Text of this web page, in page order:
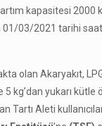
kapasitesi
01/03/2021 tarihi
olan Akaryakıt,
kg’dan yukarı
Tartı Aleti